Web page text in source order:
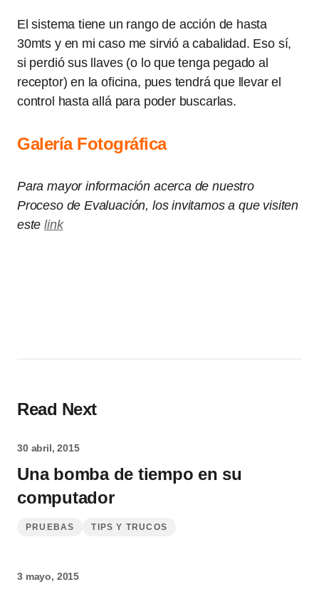
El sistema tiene un rango de acción de hasta
30mts y en mi caso me sirvió a cabalidad. Eso sí,
si perdió sus llaves (o lo que tenga pegado al
receptor) en la oficina, pues tendrá que llevar el
control hasta allá para poder buscarlas.
Galería Fotográfica
Para mayor información acerca de nuestro
Proceso de Evaluación, los invitamos a que visiten
estelink
Read Next
30 abril, 2015
Una bomba de tiempo en su
computador
PRUEBAS TIPS Y TRUCOS
3 mayo, 2015